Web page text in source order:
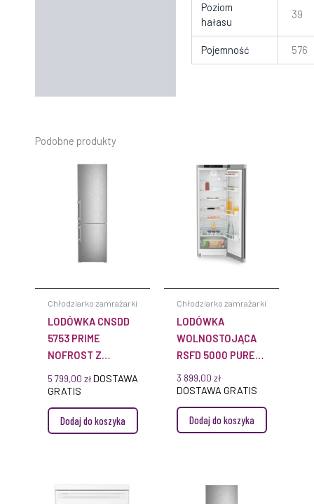
Poziom
hałasu
39
Pojemność 576
Podobne produkty
Chłodziarko zamrażarki
LODÓWKA CNSDD
5753 PRIME
NOFROST Z
EASYFRESH
5 799,00 zł DOSTAWA
GRATIS
Dodaj do koszyka
Chłodziarko zamrażarki
LODÓWKA
WOLNOSTOJĄCA
RSFD 5000 PURE
EASYFRESH
3 899,00 zł
DOSTAWA GRATIS
Dodaj do koszyka